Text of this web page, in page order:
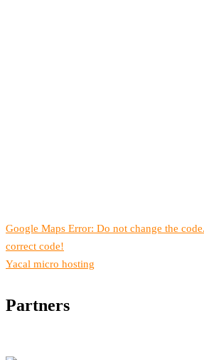
Google Maps Error: Do not change the
correct code!
Yacal micro hosting
Partners